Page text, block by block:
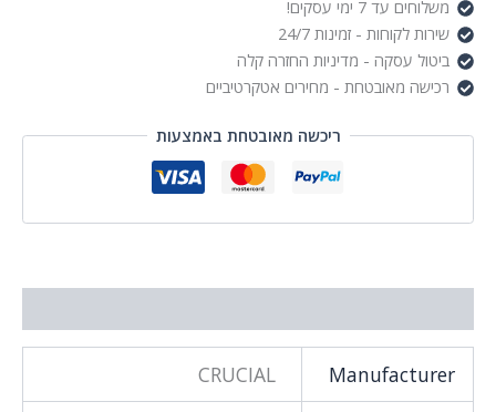
Black
משלוחים עד 7 ימי עסקים!
שירות לקוחות - זמינות 24/7
ביטול עסקה - מדיניות החזרה קלה
רכישה מאובטחת - מחירים אטקרטיביים
ריכשה מאובטחת באמצעות
Manufacturer
CRUCIAL